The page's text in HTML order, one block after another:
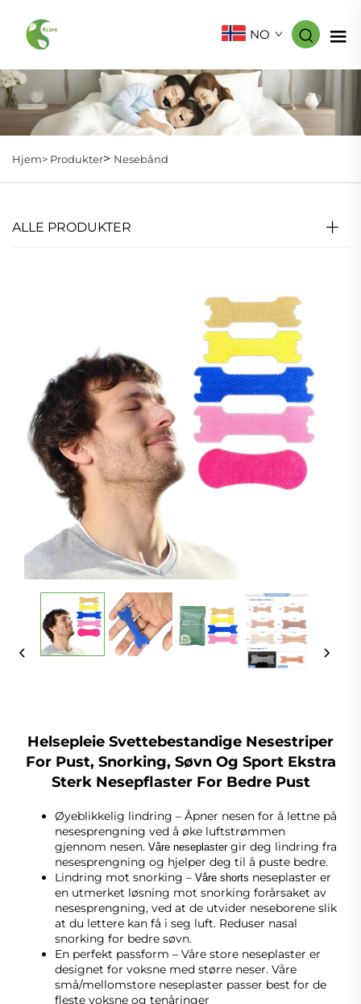
NO
Hjem> Produkter> Nesebånd
ALLE PRODUKTER
Helsepleie Svettebestandige Nesestriper
For Pust, Snorking, Søvn Og Sport Ekstra
Sterk Nesepflaster For Bedre Pust
Øyeblikkelig lindring – Åpner nesen for å lettne på
nesesprengning ved å øke luftstrømmen
gjennom nesen. Våre neseplaster gir deg lindring fra
nesesprengning og hjelper deg til å puste bedre.
Lindring mot snorking – Våre shorts neseplaster er
en utmerket løsning mot snorking forårsaket av
nesesprengning, ved at de utvider neseborene slik
at du lettere kan få i seg luft. Reduser nasal
snorking for bedre søvn.
En perfekt passform – Våre store neseplaster er
designet for voksne med større neser. Våre
små/mellomstore neseplaster passer best for de
fleste voksne og tenåringer